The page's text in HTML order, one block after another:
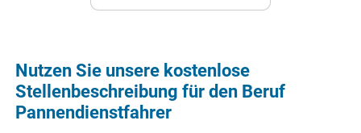
Nutzen Sie unsere kostenlose
Stellenbeschreibung für den Beruf
Pannendienstfahrer